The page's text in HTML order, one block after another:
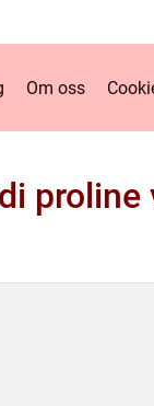
Om oss
proline